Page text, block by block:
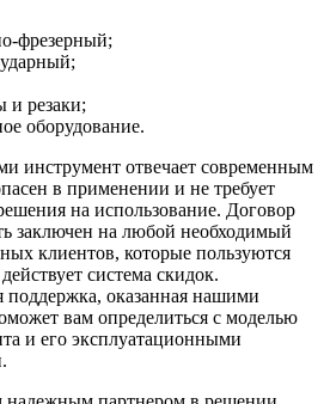
фрезерный;
и резаки;
оборудование.
инструмент отвечает современным
в применении и не требует
на использование. Договор
заключен на любой необходимый
клиентов, которые пользуются
система скидок.
поддержка, оказанная нашими
вам определиться с моделью
и его эксплуатационными